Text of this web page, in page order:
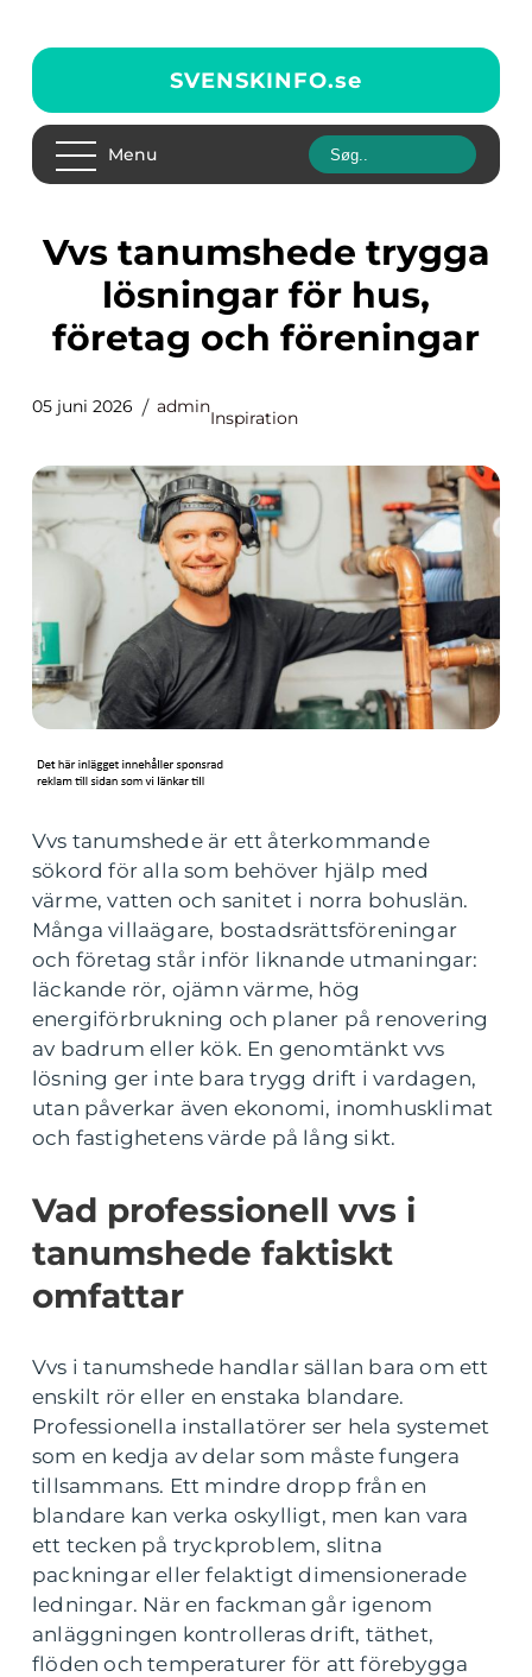
SVENSKINFO.se
Menu
Vvs tanumshede trygga
lösningar för hus,
företag och föreningar
05 juni 2026 admin
Inspiration
Vvs tanumshede är ett återkommande
sökord för alla som behöver hjälp med
värme, vatten och sanitet i norra bohuslän.
Många villaägare, bostadsrättsföreningar
och företag står inför liknande utmaningar:
läckande rör, ojämn värme, hög
energiförbrukning och planer på renovering
av badrum eller kök. En genomtänkt vvs
lösning ger inte bara trygg drift i vardagen,
utan påverkar även ekonomi, inomhusklimat
och fastighetens värde på lång sikt.
Vad professionell vvs i
tanumshede faktiskt
omfattar
Vvs i tanumshede handlar sällan bara om ett
enskilt rör eller en enstaka blandare.
Professionella installatörer ser hela systemet
som en kedja av delar som måste fungera
tillsammans. Ett mindre dropp från en
blandare kan verka oskylligt, men kan vara
ett tecken på tryckproblem, slitna
packningar eller felaktigt dimensionerade
ledningar. När en fackman går igenom
anläggningen kontrolleras drift, täthet,
flöden och temperaturer för att förebygga